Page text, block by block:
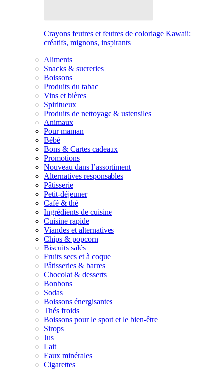
Crayons feutres et feutres de coloriage Kawaii:
créatifs, mignons, inspirants
Aliments
Snacks & sucreries
Boissons
Produits du tabac
Vins et bières
Spiritueux
Produits de nettoyage & ustensiles
Animaux
Pour maman
Bébé
Bons & Cartes cadeaux
Promotions
Nouveau dans l’assortiment
Alternatives responsables
Pâtisserie
Petit-déjeuner
Café & thé
Ingrédients de cuisine
Cuisine rapide
Viandes et alternatives
Chips & popcorn
Biscuits salés
Fruits secs et à coque
Pâtisseries & barres
Chocolat & desserts
Bonbons
Sodas
Boissons énergisantes
Thés froids
Boissons pour le sport et le bien-être
Sirops
Jus
Lait
Eaux minérales
Cigarettes